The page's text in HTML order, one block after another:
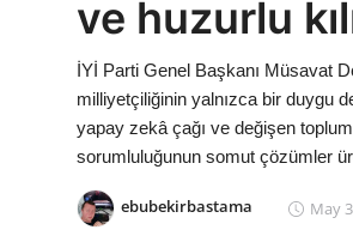
ve huzurlu
İYİ Parti Genel Başkanı Müsavat
milliyetçiliğinin yalnızca bir duygu
yapay zekâ çağı ve değişen
sorumluluğunun somut çözümler
ebubekirbastama May